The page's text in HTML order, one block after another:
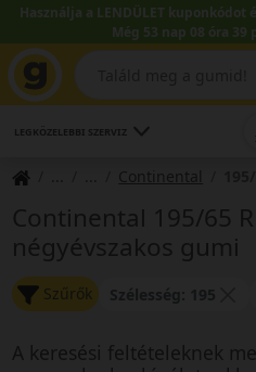
Használja a LENDÜLET kuponkódot
Még 53 nap 08 óra 39
LEGKÖZELEBBI SZERVIZ
Continental
Continental 195/65
négyévszakos gumi
Szűrők
A keresési feltételeknek